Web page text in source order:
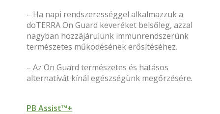
– Ha napi rendszerességgel alkalmazzuk a
doTERRA On Guard keveréket belsőleg, azzal
nagyban hozzájárulunk immunrendszerünk
természetes működésének erősítéséhez.
– Az On Guard természetes és hatásos
alternatívát kínál egészségünk megőrzésére.
PB Assist™+